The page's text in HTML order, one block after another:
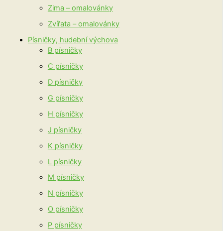
Zima – omalovánky
Zvířata – omalovánky
Písničky, hudební výchova
B písničky
C písničky
D písničky
G písničky
H písničky
J písničky
K písničky
L písničky
M písničky
N písničky
O písničky
P písničky